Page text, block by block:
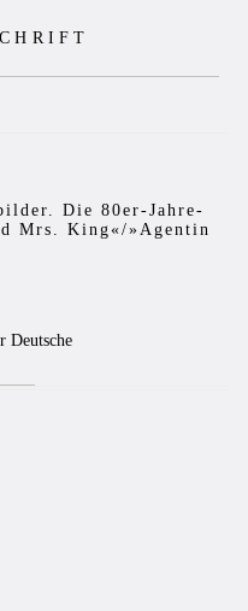
Die 80er-Jahre-
Mrs. King«/»Agentin
Deutsche